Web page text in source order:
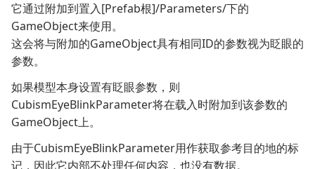
它通过附加到置入[Prefab根]/Parameters/下的
GameObject来使用。
这会将与附加的GameObject具有相同ID的参数视为眨眼的
参数。
如果模型本身设置有眨眼参数，则
CubismEyeBlinkParameter将在载入时附加到该参数的
GameObject上。
由于CubismEyeBlinkParameter用作获取参考目的地的标
记，因此它内部不处理任何内容，也没有数据。